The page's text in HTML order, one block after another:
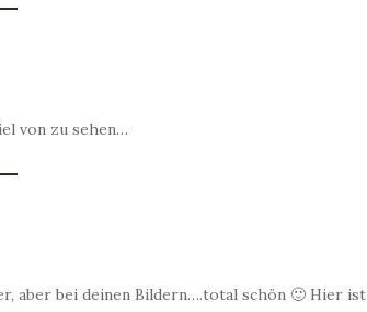
von zu sehen…
aber bei deinen Bildern….total schön 🙂 Hier ist